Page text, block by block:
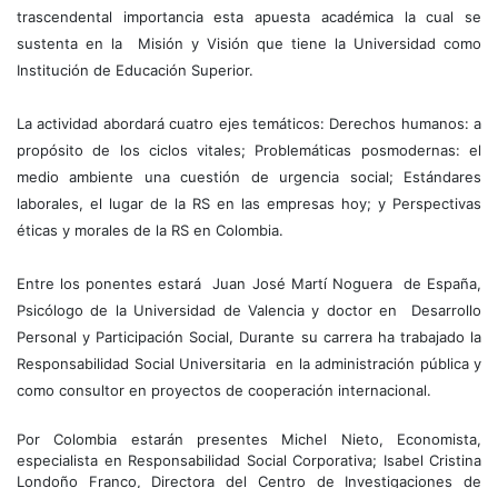
trascendental importancia esta apuesta académica la cual se
sustenta en la Misión y Visión que tiene la Universidad como
Institución de Educación Superior.
La actividad abordará cuatro ejes temáticos: Derechos humanos: a
propósito de los ciclos vitales; Problemáticas posmodernas: el
medio ambiente una cuestión de urgencia social; Estándares
laborales, el lugar de la RS en las empresas hoy; y Perspectivas
éticas y morales de la RS en Colombia.
Entre los ponentes estará Juan José Martí Noguera de España,
Psicólogo de la Universidad de Valencia y doctor en Desarrollo
Personal y Participación Social, Durante su carrera ha trabajado la
Responsabilidad Social Universitaria en la administración pública y
como consultor en proyectos de cooperación internacional.
Por Colombia estarán presentes Michel Nieto, Economista,
especialista en Responsabilidad Social Corporativa; Isabel Cristina
Londoño Franco, Directora del Centro de Investigaciones de